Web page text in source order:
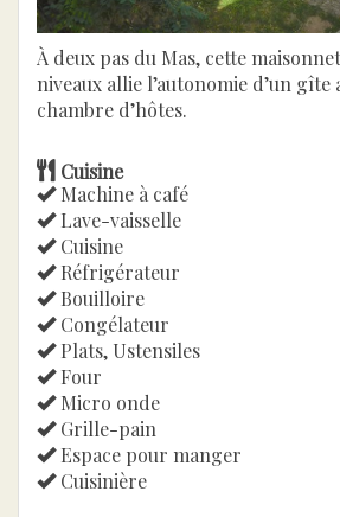
À deux pas du Mas, cette
niveaux allie l’autonomie d’un gîte
chambre d’hôtes.
Cuisine
Machine à café
Lave-vaisselle
Cuisine
Réfrigérateur
Bouilloire
Congélateur
Plats, Ustensiles
Four
Micro onde
Grille-pain
Espace pour manger
Cuisinière